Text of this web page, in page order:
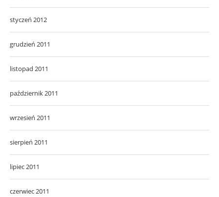
styczeń 2012
grudzień 2011
listopad 2011
październik 2011
wrzesień 2011
sierpień 2011
lipiec 2011
czerwiec 2011